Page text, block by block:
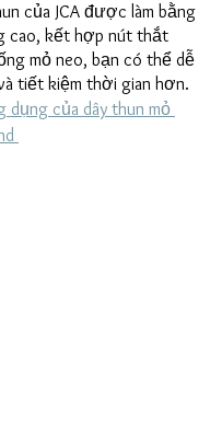
của JCA được làm bằng
cao, kết hợp nút thắt
mỏ neo, bạn có thể dễ
tiết kiệm thời gian hơn.
của dây thun mỏ